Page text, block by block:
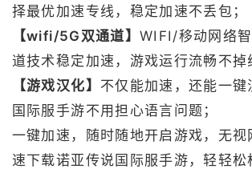
择最优加速专线，稳定加速不丢包；
【wifi/5G双通道】 WIFI/移动网络
道技术稳定加速，游戏运行流畅不掉
【游戏汉化】 不仅能加速，还能一键
国际服手游不用担心语言问题；
一键加速，随时随地开启游戏，无视
速下载诺亚传说国际服手游，轻轻松